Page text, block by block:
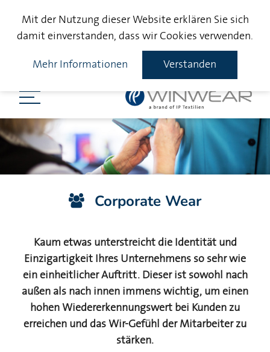
Corporate Wear
Kaum etwas unterstreicht die Identität und
Einzigartigkeit Ihres Unternehmens so sehr wie
ein einheitlicher Auftritt. Dieser ist sowohl nach
außen als nach innen immens wichtig, um einen
hohen Wiedererkennungswert bei Kunden zu
erreichen und das Wir-Gefühl der Mitarbeiter zu
stärken.
Mit der Nutzung dieser Website erklären Sie sich
damit einverstanden, dass wir Cookies verwenden.
Mehr Informationen Verstanden